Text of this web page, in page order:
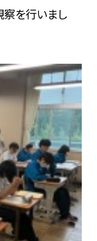
を行いまし